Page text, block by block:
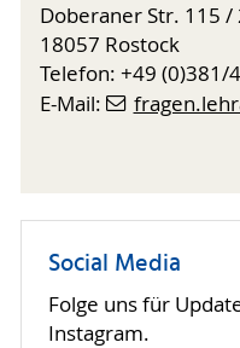
Doberaner Str. 115 /
18057 Rostock
Telefon: +49 (0)381/
E-Mail:
Social Media
Folge uns für
Instagram.